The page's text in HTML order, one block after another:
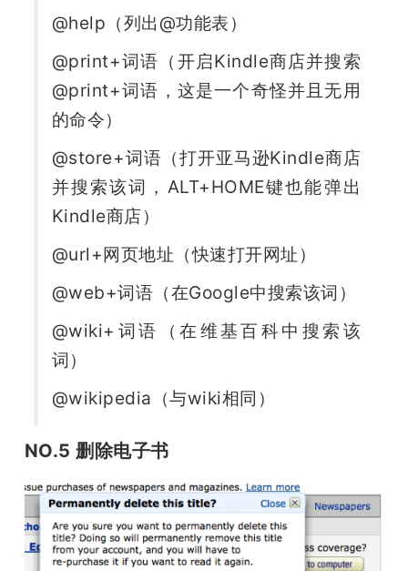
@help（列出@功能表）
@print+词语（开启Kindle商店并搜索
@print+词语，这是一个奇怪并且无用
的命令）
@store+词语（打开亚马逊Kindle商店
并搜索该词，ALT+HOME键也能弹出
Kindle商店）
@url+网页地址（快速打开网址）
@web+词语（在Google中搜索该词）
@wiki+词语（在维基百科中搜索该
词）
@wikipedia（与wiki相同）
NO.5 删除电子书